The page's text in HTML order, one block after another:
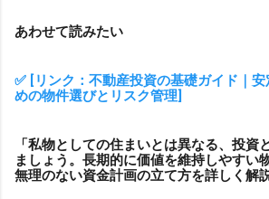
あわせて読みたい
✅ [リンク：不動産投資の基礎ガイド｜
めの物件選びとリスク管理]
「私物としての住まいとは異なる、投資
ましょう。長期的に価値を維持しやすい
無理のない資金計画の立て方を詳しく解